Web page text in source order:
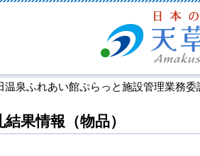
温泉ふれあい館ぷらっと施設管理業務委
結果情報（物品）